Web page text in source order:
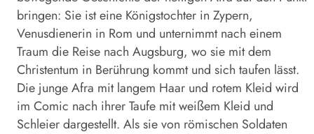
bringen: Sie ist eine Königstochter in Zypern,
Venusdienerin in Rom und unternimmt nach einem
Traum die Reise nach Augsburg, wo sie mit dem
Christentum in Berührung kommt und sich taufen lässt.
Die junge Afra mit langem Haar und rotem Kleid wird
im Comic nach ihrer Taufe mit weißem Kleid und
Schleier dargestellt. Als sie von römischen Soldaten